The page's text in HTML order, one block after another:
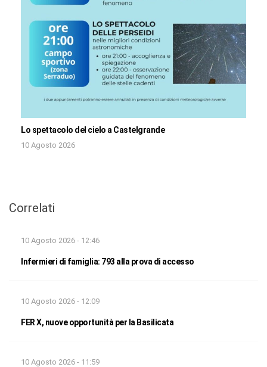
Lo spettacolo del cielo a Castelgrande
10 Agosto 2026
Correlati
10 Agosto 2026 - 12:46
Infermieri di famiglia: 793 alla prova di accesso
10 Agosto 2026 - 12:09
FER X, nuove opportunità per la Basilicata
10 Agosto 2026 - 11:59